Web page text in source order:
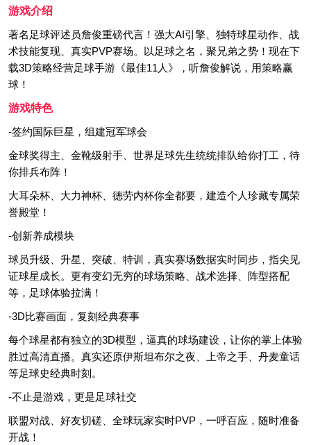
游戏介绍
著名足球评述员詹俊重磅代言！强大AI引擎、独特球星动作、战
术技能复现、真实PVP赛场。以足球之名，聚兄弟之势！现在下
载3D策略经营足球手游《最佳11人》，听詹俊解说，用策略赢
球！
游戏特色
-签约国际巨星，组建冠军球会
金球奖得主、金靴级射手、世界足球先生统统排队给你打工，待
你排兵布阵！
大耳朵杯、大力神杯、德劳内杯你全都要，建造个人珍藏专属荣
誉殿堂！
-创新养成模块
球员升级、升星、突破、特训，真实赛场数据实时同步，指尖见
证球星成长。更有变幻无穷的球场策略、战术选择、阵型搭配
等，足球体验拉满！
-3D比赛画面，复刻经典赛事
每个球星都有独立的3D模型，逼真的球场建设，让你的掌上体验
胜过高清直播。真实还原伊斯坦布尔之夜、上帝之手、丹麦童话
等足球史经典时刻。
-不止是游戏，更是足球社交
联盟对战、好友切磋、全球玩家实时PVP，一呼百应，随时准备
开战！